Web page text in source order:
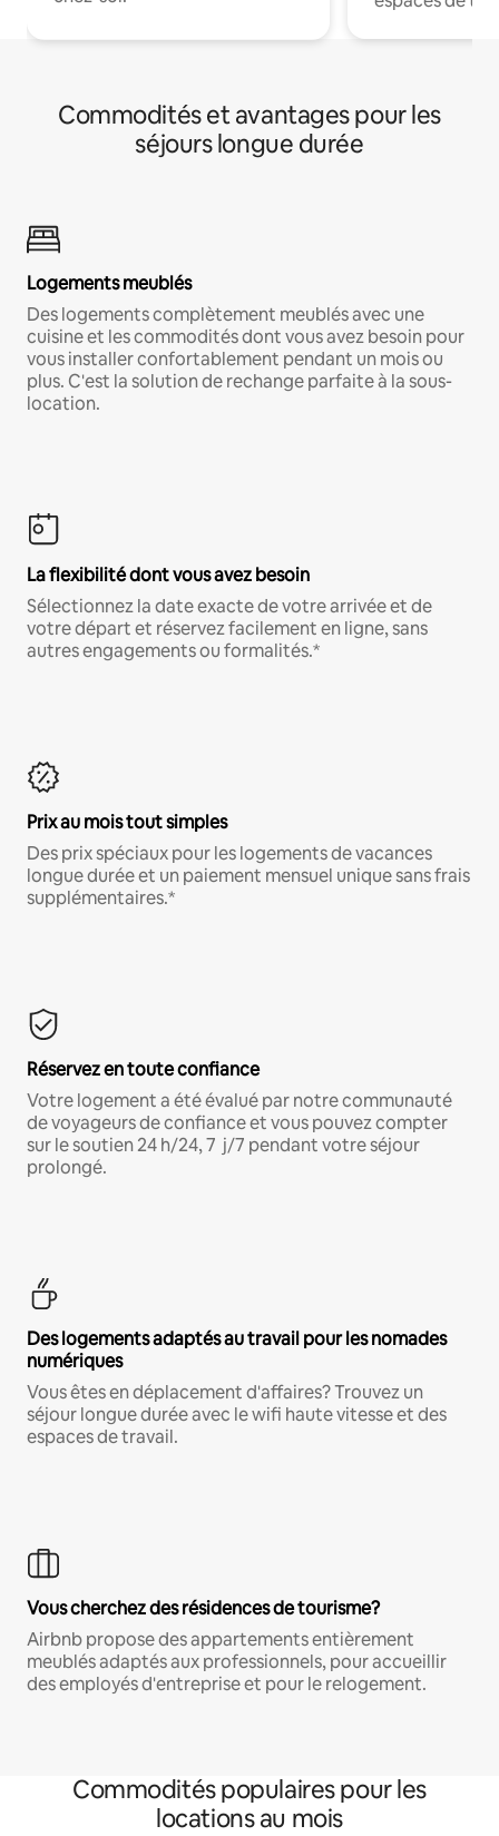
Commodités et avantages pour les
séjours longue durée
Logements meublés
Des logements complètement meublés avec une
cuisine et les commodités dont vous avez besoin pour
vous installer confortablement pendant un mois ou
plus. C'est la solution de rechange parfaite à la sous-
location.
La flexibilité dont vous avez besoin
Sélectionnez la date exacte de votre arrivée et de
votre départ et réservez facilement en ligne, sans
autres engagements ou formalités.*
Prix au mois tout simples
Des prix spéciaux pour les logements de vacances
longue durée et un paiement mensuel unique sans frais
supplémentaires.*
Réservez en toute confiance
Votre logement a été évalué par notre communauté
de voyageurs de confiance et vous pouvez compter
sur le soutien 24 h/24, 7 j/7 pendant votre séjour
prolongé.
Des logements adaptés au travail pour les nomades
numériques
Vous êtes en déplacement d'affaires? Trouvez un
séjour longue durée avec le wifi haute vitesse et des
espaces de travail.
Vous cherchez des résidences de tourisme?
Airbnb propose des appartements entièrement
meublés adaptés aux professionnels, pour accueillir
des employés d'entreprise et pour le relogement.
Commodités populaires pour les
locations au mois